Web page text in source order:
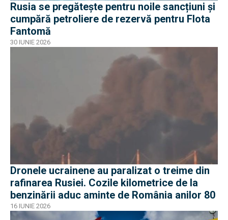
Rusia se pregătește pentru noile sancțiuni și
cumpără petroliere de rezervă pentru Flota
Fantomă
30 IUNIE 2026
Dronele ucrainene au paralizat o treime din
rafinarea Rusiei. Cozile kilometrice de la
benzinării aduc aminte de România anilor 80
16 IUNIE 2026